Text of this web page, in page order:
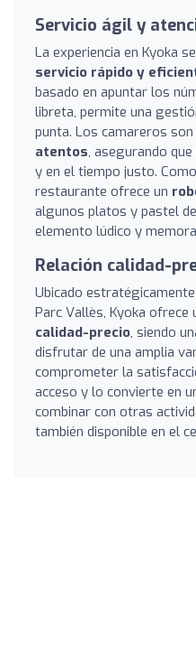
Servicio ágil y
La experiencia en Kyoka
servicio rápido y
basado en apuntar los
libreta, permite una
punta. Los camareros
atentos, asegurando
y en el tiempo justo.
restaurante ofrece un
algunos platos y pastel
elemento lúdico y
Relación calidad-
Ubicado
Parc Vallès, Kyoka ofrece
calidad-precio, siendo
disfrutar de una amplia
comprometer la
acceso y lo convierte en
combinar con otras
también disponible en el